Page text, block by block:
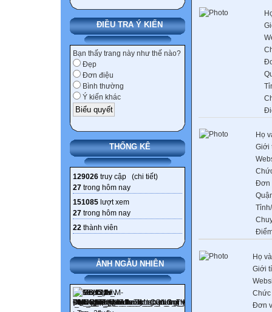
ĐIỀU TRA Ý KIẾN
Bạn thấy trang này như thế nào?
Đẹp
Đơn điệu
Bình thường
Ý kiến khác
THỐNG KÊ
129026 truy cập (chi tiết)
27 trong hôm nay
151085 lượt xem
27 trong hôm nay
22 thành viên
ẢNH NGẪU NHIÊN
Họ
Giới
Đơn
Họ
Giới
Chức
Đơn